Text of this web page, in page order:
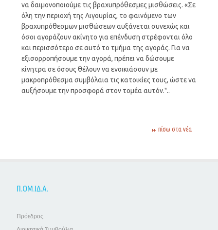
να δαιμονοποιούμε τις βραχυπρόθεσμες μισθώσεις. «Σε
όλη την περιοχή της Λιγουρίας, το φαινόμενο των
βραχυπρόθεσμων μισθώσεων αυξάνεται συνεχώς και
όσοι αγοράζουν ακίνητο για επένδυση στρέφονται όλο
και περισσότερο σε αυτό το τμήμα της αγοράς. Για να
εξισορροπήσουμε την αγορά, πρέπει να δώσουμε
κίνητρα σε όσους θέλουν να ενοικιάσουν με
μακροπρόθεσμα συμβόλαια τις κατοικίες τους, ώστε να
αυξήσουμε την προσφορά στον τομέα αυτόν."..
πίσω στα νέα
Π.ΟΜ.ΙΔ.Α.
Πρόεδρος